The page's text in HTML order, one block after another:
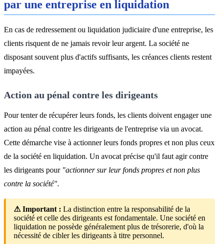
par une entreprise en liquidation
En cas de redressement ou liquidation judiciaire d'une entreprise, les
clients risquent de ne jamais revoir leur argent. La société ne
disposant souvent plus d'actifs suffisants, les créances clients restent
impayées.
Action au pénal contre les dirigeants
Pour tenter de récupérer leurs fonds, les clients doivent engager une
action au pénal contre les dirigeants de l'entreprise via un avocat.
Cette démarche vise à actionner leurs fonds propres et non plus ceux
de la société en liquidation. Un avocat précise qu'il faut agir contre
les dirigeants pour "actionner sur leur fonds propres et non plus
contre la société".
⚠ Important : La distinction entre la responsabilité de la
société et celle des dirigeants est fondamentale. Une société en
liquidation ne possède généralement plus de trésorerie, d'où la
nécessité de cibler les dirigeants à titre personnel.